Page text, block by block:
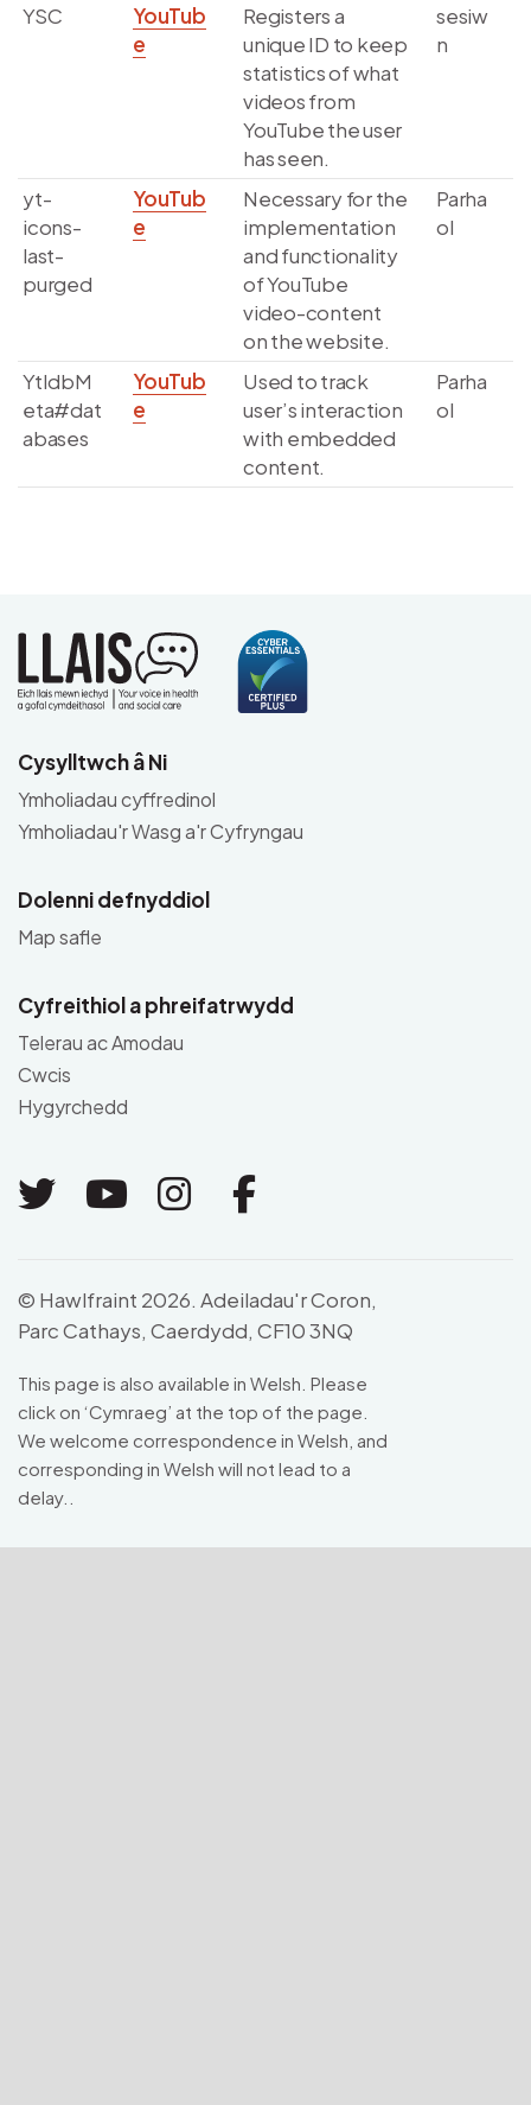
YSC
YouTub
e
Registers a
unique ID to keep
statistics of what
videos from
YouTube the user
has seen.
sesiw
n
yt-
icons-
last-
purged
YouTub
e
Necessary for the
implementation
and functionality
of YouTube
video-content
on the website.
Parha
ol
YtIdbM
eta#dat
abases
YouTub
e
Used to track
user’s interaction
with embedded
content.
Parha
ol
Cysylltwch â Ni
Ymholiadau cyffredinol
Ymholiadau'r Wasg a'r Cyfryngau
Dolenni defnyddiol
Map safle
Cyfreithiol a phreifatrwydd
Telerau ac Amodau
Cwcis
Hygyrchedd
Link to Twitter
Link to Youtube
Link to Instagram
Link to
© Hawlfraint 2026. Adeiladau'r Coron,
Parc Cathays, Caerdydd, CF10 3NQ
This page is also available in Welsh. Please
click on ‘Cymraeg’ at the top of the page.
We welcome correspondence in Welsh, and
corresponding in Welsh will not lead to a
delay..